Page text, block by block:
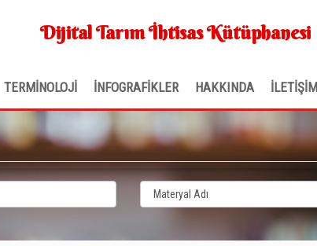
Dijital Tarım İhtisas Kütüphanesi
TERMİNOLOJİ İNFOGRAFİKLER HAKKINDA İLETİŞİM